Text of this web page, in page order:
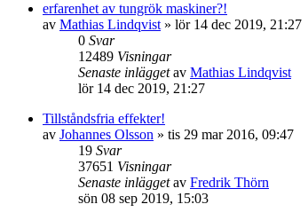
erfarenhet av tungrök maskiner?!
av Mathias Lindqvist » lör 14 dec 2019, 21:27
0 Svar
12489 Visningar
Senaste inläggetav Mathias Lindqvist
lör 14 dec 2019, 21:27
Tillståndsfria effekter!
av Johannes Olsson » tis 29 mar 2016, 09:47
19 Svar
37651 Visningar
Senaste inläggetav Fredrik Thörn
sön 08 sep 2019, 15:03